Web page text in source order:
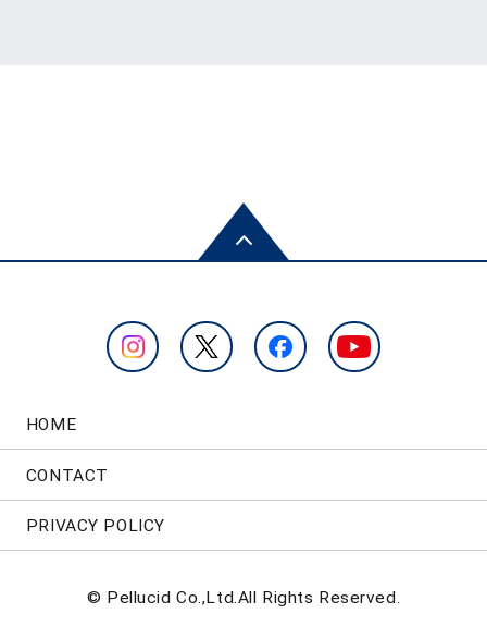
HOME
CONTACT
PRIVACY POLICY
© Pellucid Co.,Ltd.All Rights Reserved.